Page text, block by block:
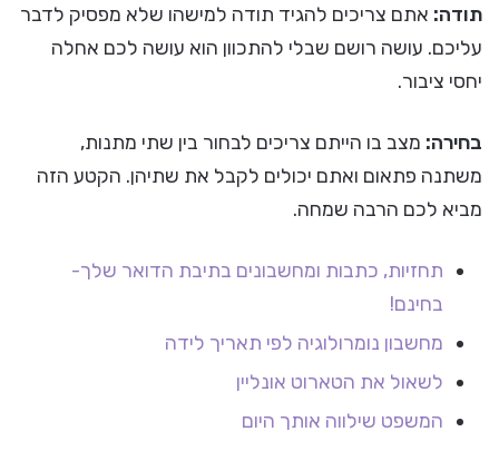
תודה: אתם צריכים להגיד תודה למישהו שלא מפסיק לדבר
עליכם. עושה רושם שבלי להתכוון הוא עושה לכם אחלה
יחסי ציבור.
בחירה: מצב בו הייתם צריכים לבחור בין שתי מתנות,
משתנה פתאום ואתם יכולים לקבל את שתיהן. הקטע הזה
מביא לכם הרבה שמחה.
תחזיות, כתבות ומחשבונים בתיבת הדואר שלך-
בחינם!
מחשבון נומרולוגיה לפי תאריך לידה
לשאול את הטארוט אונליין
המשפט שילווה אותך היום